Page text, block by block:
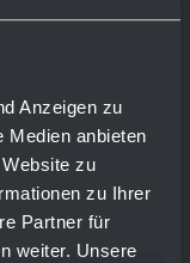
Anzeigen zu
Medien anbieten
zu
zu Ihrer
Partner für
weiter. Unsere